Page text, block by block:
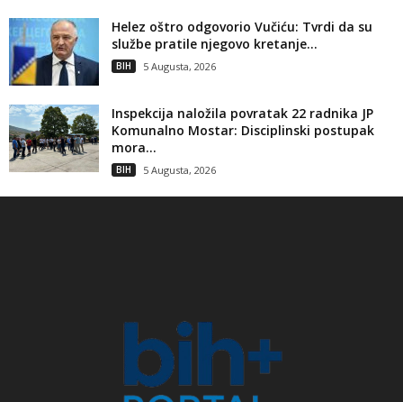
Helez oštro odgovorio Vučiću: Tvrdi da su
službe pratile njegovo kretanje...
BIH 5 Augusta, 2026
Inspekcija naložila povratak 22 radnika JP
Komunalno Mostar: Disciplinski postupak
mora...
BIH 5 Augusta, 2026